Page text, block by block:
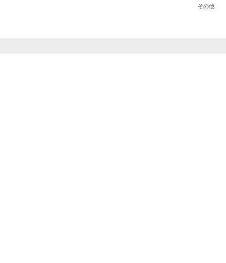
その他